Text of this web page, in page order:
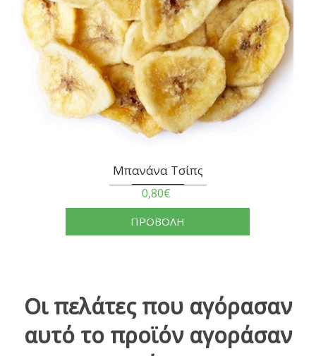
Μπανάνα Τσίπς
0,80€
ΠΡΟΒΟΛΗ
Οι πελάτες που αγόρασαν
αυτό το προϊόν αγοράσαν